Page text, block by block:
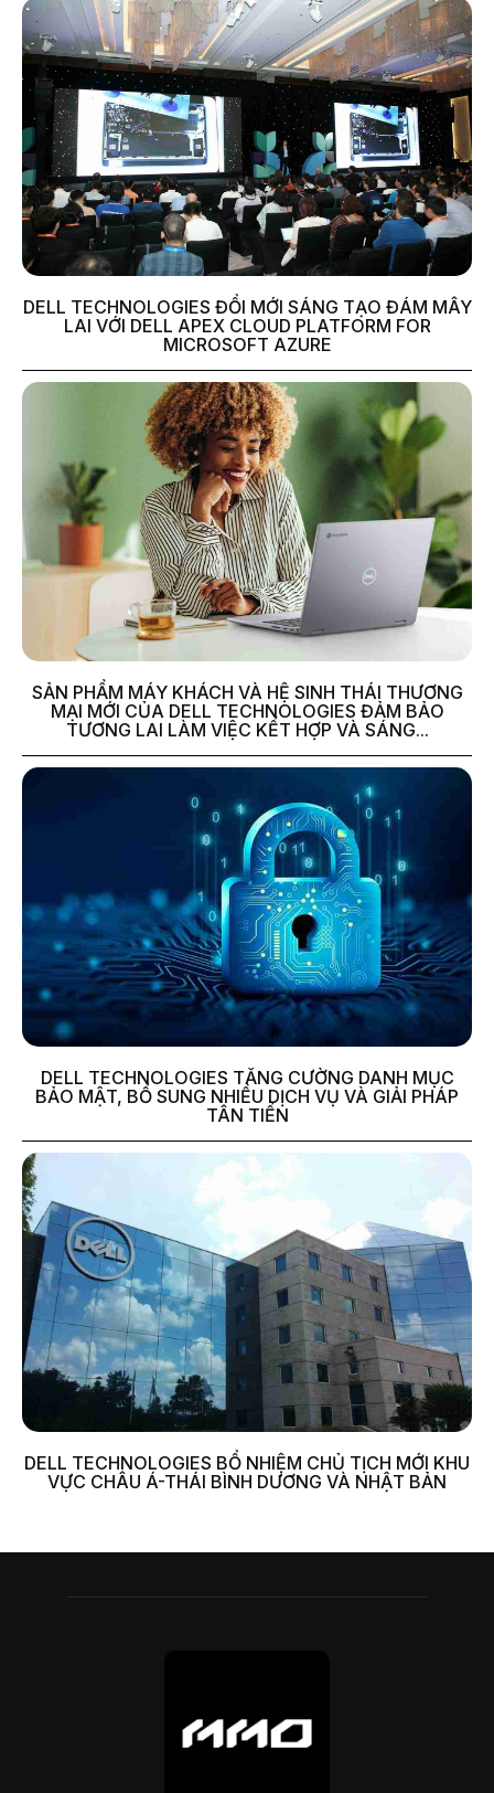
DELL TECHNOLOGIES ĐỔI MỚI SÁNG TẠO ĐÁM MÂY
LAI VỚI DELL APEX CLOUD PLATFORM FOR
MICROSOFT AZURE
SẢN PHẨM MÁY KHÁCH VÀ HỆ SINH THÁI THƯƠNG
MẠI MỚI CỦA DELL TECHNOLOGIES ĐẢM BẢO
TƯƠNG LAI LÀM VIỆC KẾT HỢP VÀ SÁNG...
DELL TECHNOLOGIES TĂNG CƯỜNG DANH MỤC
BẢO MẬT, BỔ SUNG NHIỀU DỊCH VỤ VÀ GIẢI PHÁP
TÂN TIẾN
DELL TECHNOLOGIES BỔ NHIỆM CHỦ TỊCH MỚI KHU
VỰC CHÂU Á-THÁI BÌNH DƯƠNG VÀ NHẬT BẢN